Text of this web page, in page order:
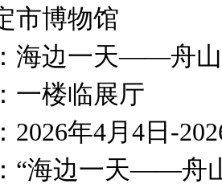
市博物馆
海边一天——舟
一楼临展厅
2026年4月4日-
“海边一天——舟